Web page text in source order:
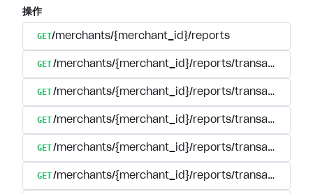
操作
GET/merchants/{merchant_id}/reports
GET/merchants/{merchant_id}/reports/transactions/
GET/merchants/{merchant_id}/reports/transactions/
GET/merchants/{merchant_id}/reports/transactions/
GET/merchants/{merchant_id}/reports/transactions/
GET/merchants/{merchant_id}/reports/transactions/